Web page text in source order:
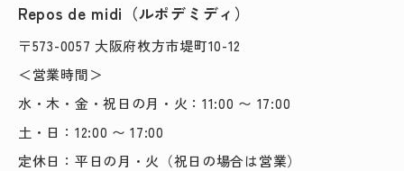
Repos de midi（ルポデミディ）
〒573-0057 大阪府枚方市堤町10-12
＜営業時間＞
水・木・金・祝日の月・火：11:00 〜 17:00
土・日：12:00 〜 17:00
定休日：平日の月・火（祝日の場合は営業）